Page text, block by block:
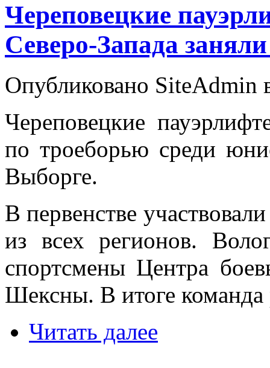
Череповецкие
Северо-Запада
Опубликовано SiteAdmin
Череповецкие
по троеборью среди
Выборге.
В первенстве
из всех регионов.
спортсмены Центра
Шексны. В итоге команда
Читать далее